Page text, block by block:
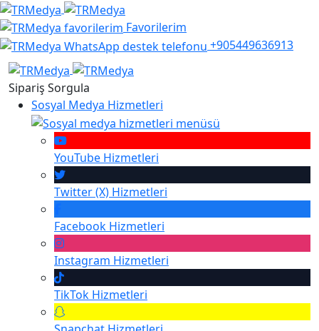
Favorilerim
+905449636913
Sipariş Sorgula
Sosyal Medya Hizmetleri
YouTube Hizmetleri
Twitter (X) Hizmetleri
Facebook Hizmetleri
Instagram Hizmetleri
TikTok Hizmetleri